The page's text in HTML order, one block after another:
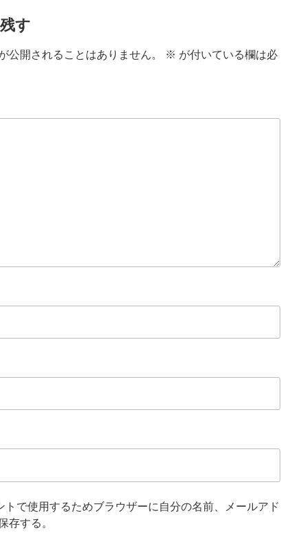
す
公開されることはありません。 ※ が付いている欄は必
トで使用するためブラウザーに自分の名前、メールアド
存する。